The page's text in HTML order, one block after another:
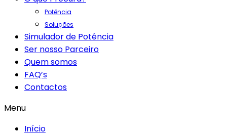
Potência
Soluções
Simulador de Potência
Ser nosso Parceiro
Quem somos
FAQ’s
Contactos
Menu
Início